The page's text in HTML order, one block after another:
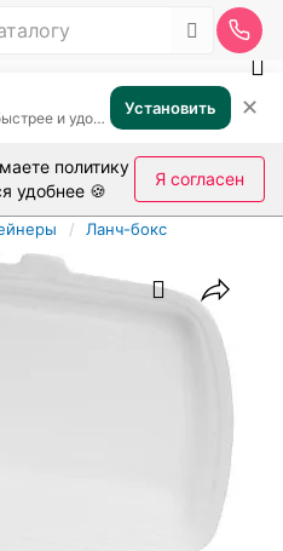
Откройте в приложении — быстрее и удобнее Установить ✕
политику
удобнее 🍪
Я согласен
Ланч-бокс